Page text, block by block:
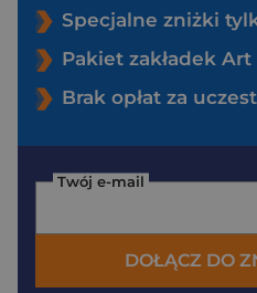
Specjalne zniżki
Pakiet zakładek Art
Brak opłat za
Twój e-mail
DOŁĄCZ DO